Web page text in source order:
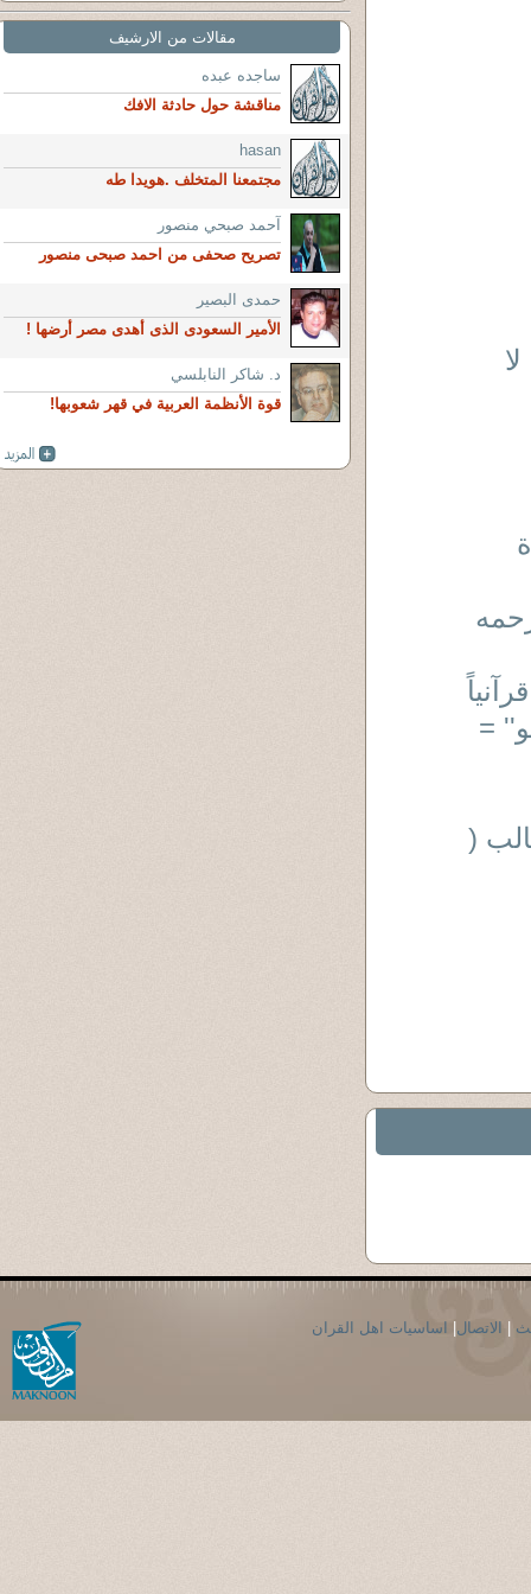
=
(
مقالات من الارشيف
ساجده عبده
مناقشة حول حادثة الافك
hasan
مجتمعنا المتخلف .هويدا طه
آحمد صبحي منصور
تصريح صحفى من احمد صبحى منصور
حمدى البصير
الأمير السعودى الذى أهدى مصر أرضها !
د. شاكر النابلسي
قوة الأنظمة العربية في قهر شعوبها!
الاتصال اساسيات اهل القران